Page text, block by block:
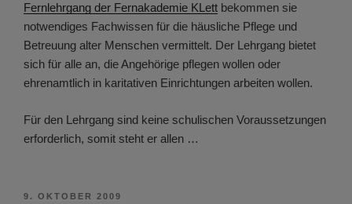
Fernlehrgang der Fernakademie KLett bekommen sie
notwendiges Fachwissen für die häusliche Pflege und
Betreuung alter Menschen vermittelt. Der Lehrgang bietet
sich für alle an, die Angehörige pflegen wollen oder
ehrenamtlich in karitativen Einrichtungen arbeiten wollen.
Für den Lehrgang sind keine schulischen Voraussetzungen
erforderlich, somit steht er allen …
VERÖFFENTLICHT
9. OKTOBER 2009